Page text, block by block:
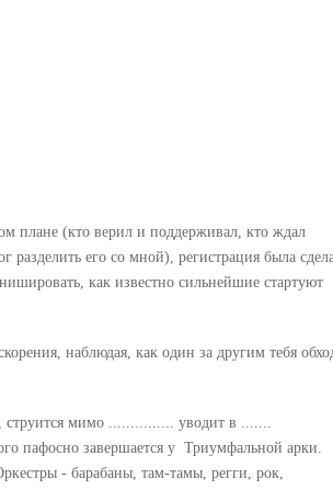
плане (кто верил и поддерживал, кто ждал
его со мной), регистрация была
как известно сильнейшие стартуют
наблюдая, как один за другим тебя
струится мимо ............... уводит в .......
пафосно завершается у Триумфальной арки.
- барабаны, там-тамы, регги, рок,